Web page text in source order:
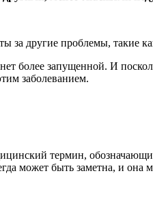
за другие проблемы,
более запущенной. И
заболеванием.
может быть заметна, и